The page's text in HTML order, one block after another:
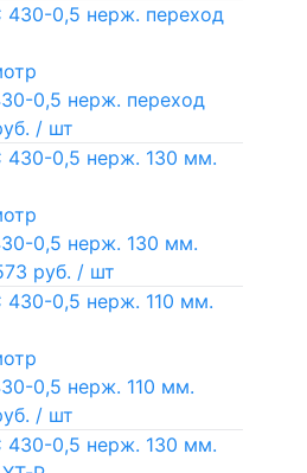
0,5 нерж. переход
/ шт
0,5 нерж. 130 мм.
руб. / шт
0,5 нерж. 110 мм.
/ шт